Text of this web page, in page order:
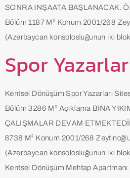
SONRA INŞAATA BAŞLANACAK.
Bölüm 1187 M² Konum 2001/268
(Azerbaycan konsolosluğunun iki blok
Spor
Kentsel Dönüşüm Spor Yazarları
Bölüm 3286 M² Açıklama BINA
ÇALIŞMALAR DEVAM
8738 M² Konum 2001/268
(Azerbaycan konsolosluğunun iki
Kentsel Dönüşüm Mehtap Apartmanı